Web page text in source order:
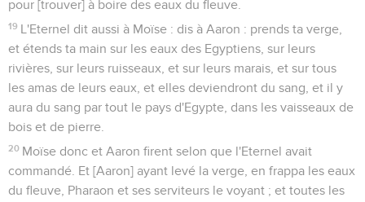
pour [trouver] à boire des eaux du fleuve.
19 L'Eternel dit aussi à Moïse : dis à Aaron : prends ta verge,
et étends ta main sur les eaux des Egyptiens, sur leurs
rivières, sur leurs ruisseaux, et sur leurs marais, et sur tous
les amas de leurs eaux, et elles deviendront du sang, et il y
aura du sang par tout le pays d'Egypte, dans les vaisseaux de
bois et de pierre.
20 Moïse donc et Aaron firent selon que l'Eternel avait
commandé. Et [Aaron] ayant levé la verge, en frappa les eaux
du fleuve, Pharaon et ses serviteurs le voyant ; et toutes les